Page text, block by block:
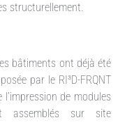
structurellement.
bâtiments ont déjà été
par le RI³D-FRQNT
de modules
assemblés sur site